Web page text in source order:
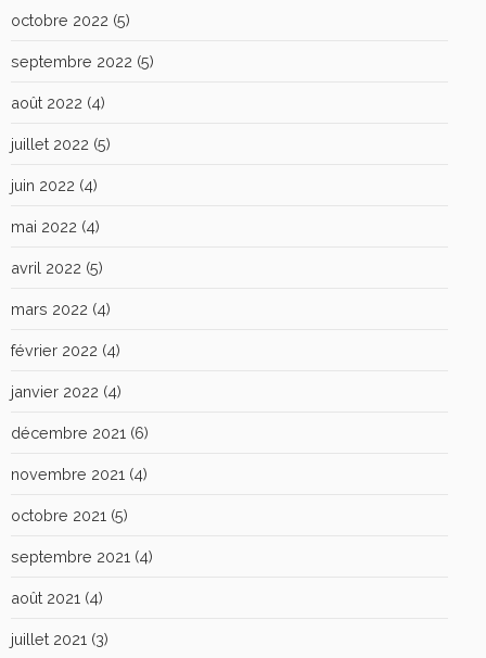
octobre 2022 (5)
septembre 2022 (5)
août 2022 (4)
juillet 2022 (5)
juin 2022 (4)
mai 2022 (4)
avril 2022 (5)
mars 2022 (4)
février 2022 (4)
janvier 2022 (4)
décembre 2021 (6)
novembre 2021 (4)
octobre 2021 (5)
septembre 2021 (4)
août 2021 (4)
juillet 2021 (3)